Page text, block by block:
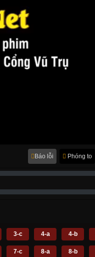
Phóng to
Báo lỗi
3-c 4-a 4-b
7-c 8-a 8-b